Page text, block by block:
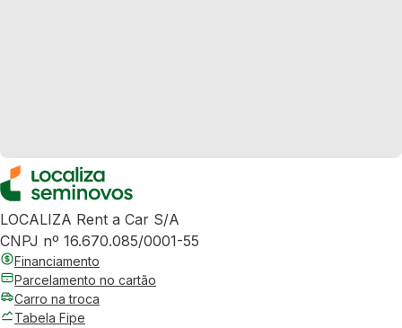
LOCALIZA Rent a Car S/A
CNPJ nº 16.670.085/0001-55
Financiamento
Parcelamento no cartão
Carro na troca
Tabela Fipe